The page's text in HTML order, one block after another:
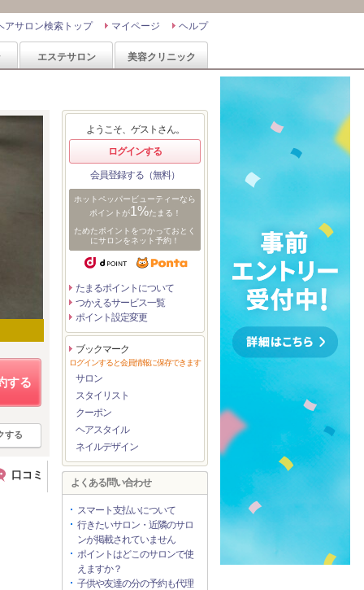
ヘルプ
マイページ
アサロン検索トップ
エステサロン 美容クリニック
する
する
口コミ
ようこそ、ゲストさん。
ログインする
会員登録する（無料）
ホットペッパービューティーなら
ポイントが1%たまる！
ためたポイントをつかっておとく
にサロンをネット予約！
たまるポイントについて
つかえるサービス一覧
ポイント設定変更
ブックマーク
ログインすると会員情報に保存できます
サロン
スタイリスト
クーポン
ヘアスタイル
ネイルデザイン
よくある問い合わせ
スマート支払いについて
行きたいサロン・近隣のサロ
ンが掲載されていません
ポイントはどこのサロンで使
えますか？
子供や友達の分の予約も代理